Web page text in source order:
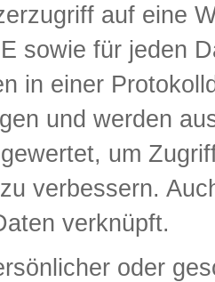
auf eine
sowie für jeden
in einer
und werden
um
verbessern.
verknüpft.
oder